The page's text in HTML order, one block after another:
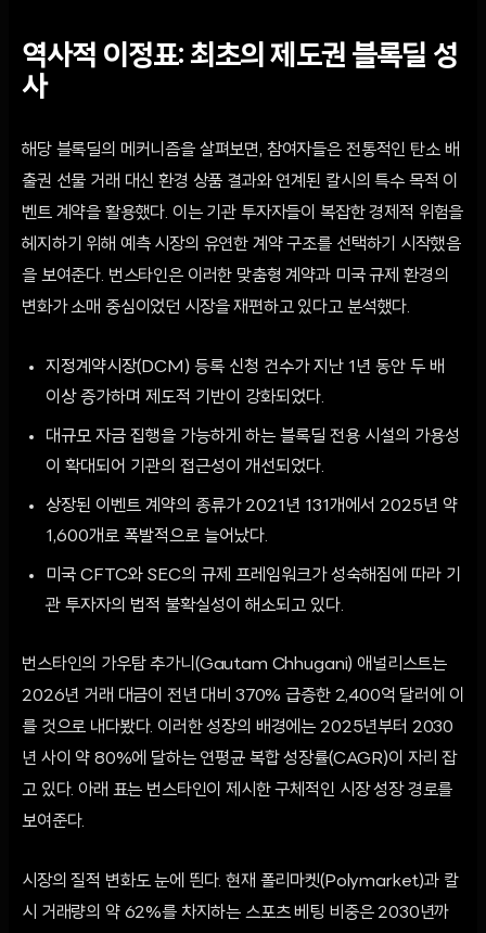
역사적 이정표: 최초의 제도권 블록딜 성
사
해당 블록딜의 메커니즘을 살펴보면, 참여자들은 전통적인 탄소 배
출권 선물 거래 대신 환경 상품 결과와 연계된 칼시의 특수 목적 이
벤트 계약을 활용했다. 이는 기관 투자자들이 복잡한 경제적 위험을
헤지하기 위해 예측 시장의 유연한 계약 구조를 선택하기 시작했음
을 보여준다. 번스타인은 이러한 맞춤형 계약과 미국 규제 환경의
변화가 소매 중심이었던 시장을 재편하고 있다고 분석했다.
지정계약시장(DCM) 등록 신청 건수가 지난 1년 동안 두 배
이상 증가하며 제도적 기반이 강화되었다.
대규모 자금 집행을 가능하게 하는 블록딜 전용 시설의 가용성
이 확대되어 기관의 접근성이 개선되었다.
상장된 이벤트 계약의 종류가 2021년 131개에서 2025년 약
1,600개로 폭발적으로 늘어났다.
미국 CFTC와 SEC의 규제 프레임워크가 성숙해짐에 따라 기
관 투자자의 법적 불확실성이 해소되고 있다.
번스타인의 가우탐 추가니(Gautam Chhugani) 애널리스트는
2026년 거래 대금이 전년 대비 370% 급증한 2,400억 달러에 이
를 것으로 내다봤다. 이러한 성장의 배경에는 2025년부터 2030
년 사이 약 80%에 달하는 연평균 복합 성장률(CAGR)이 자리 잡
고 있다. 아래 표는 번스타인이 제시한 구체적인 시장 성장 경로를
보여준다.
시장의 질적 변화도 눈에 띈다. 현재 폴리마켓(Polymarket)과 칼
시 거래량의 약 62%를 차지하는 스포츠 베팅 비중은 2030년까